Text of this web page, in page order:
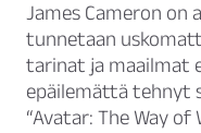
James Cameron on
tunnetaan
tarinat ja maailmat
epäilemättä tehnyt
“Avatar: The Way of